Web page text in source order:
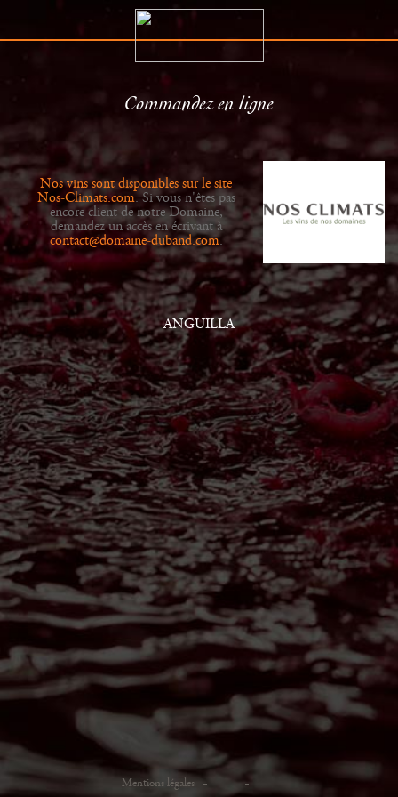
Histoire
Vins
Distributeurs
Actualités
Commandez en ligne
Nos vins sont disponibles sur le site
Nos-Climats.com. Si vous n'êtes pas
encore client de notre Domaine,
demandez un accès en écrivant à
contact@domaine-duband.com.
ANGUILLA
Mentions légales